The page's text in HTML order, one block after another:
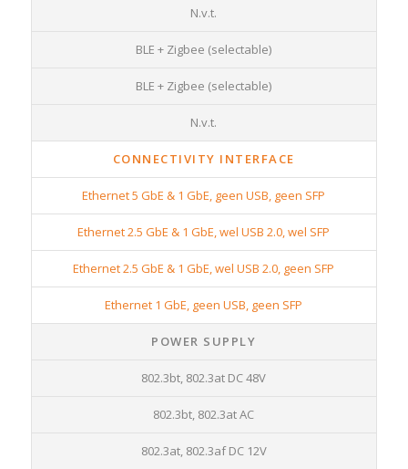
N.v.t.
BLE + Zigbee (selectable)
BLE + Zigbee (selectable)
N.v.t.
CONNECTIVITY INTERFACE
Ethernet 5 GbE & 1 GbE, geen USB, geen SFP
Ethernet 2.5 GbE & 1 GbE, wel USB 2.0, wel SFP
Ethernet 2.5 GbE & 1 GbE, wel USB 2.0, geen SFP
Ethernet 1 GbE, geen USB, geen SFP
POWER SUPPLY
802.3bt, 802.3at DC 48V
802.3bt, 802.3at AC
802.3at, 802.3af DC 12V